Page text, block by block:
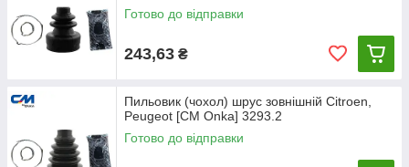
Готово до відправки
243,63 ₴
Пильовик (чохол) шрус зовнішній Citroen,
Peugeot [CM Onka] 3293.2
Готово до відправки